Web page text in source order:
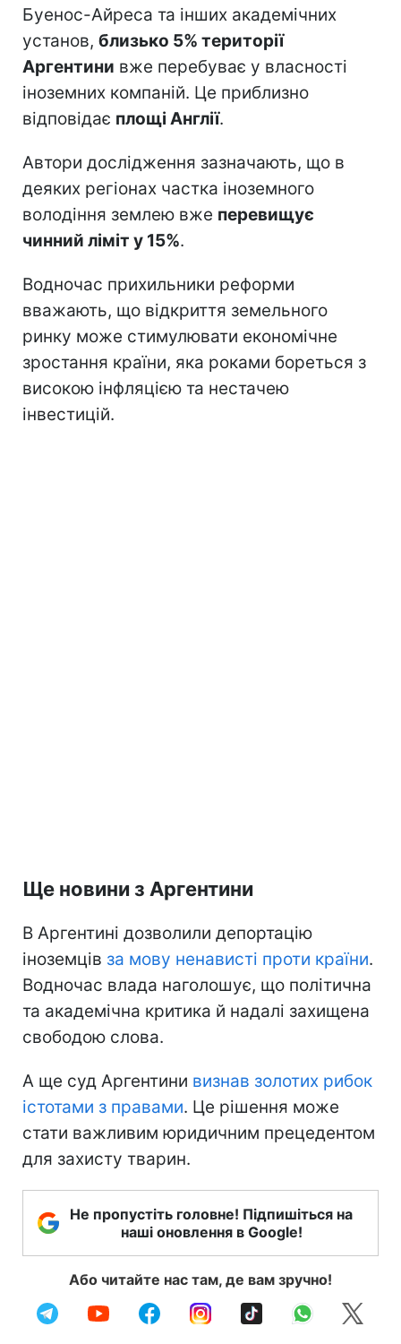
Буенос-Айреса та інших академічних
установ, близько 5% території
Аргентини вже перебуває у власності
іноземних компаній. Це приблизно
відповідає площі Англії.
Автори дослідження зазначають, що в
деяких регіонах частка іноземного
володіння землею вже перевищує
чинний ліміт у 15%.
Водночас прихильники реформи
вважають, що відкриття земельного
ринку може стимулювати економічне
зростання країни, яка роками бореться з
високою інфляцією та нестачею
інвестицій.
Ще новини з Аргентини
В Аргентині дозволили депортацію
іноземців за мову ненависті проти країни.
Водночас влада наголошує, що політична
та академічна критика й надалі захищена
свободою слова.
А ще суд Аргентини визнав золотих рибок
істотами з правами. Це рішення може
стати важливим юридичним прецедентом
для захисту тварин.
Не пропустіть головне! Підпишіться на
наші оновлення в Google!
Або читайте нас там, де вам зручно!